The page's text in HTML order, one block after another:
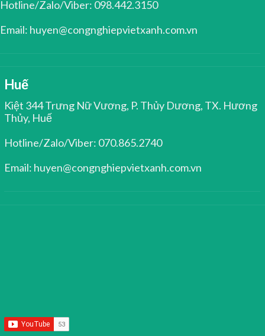
Hotline/Zalo/Viber: 098.442.3150
Email: huyen@congnghiepvietxanh.com.vn
Huế
Kiệt 344 Trưng Nữ Vương, P. Thủy Dương, TX. Hương
Thủy, Huế
Hotline/Zalo/Viber: 070.865.2740
Email: huyen@congnghiepvietxanh.com.vn